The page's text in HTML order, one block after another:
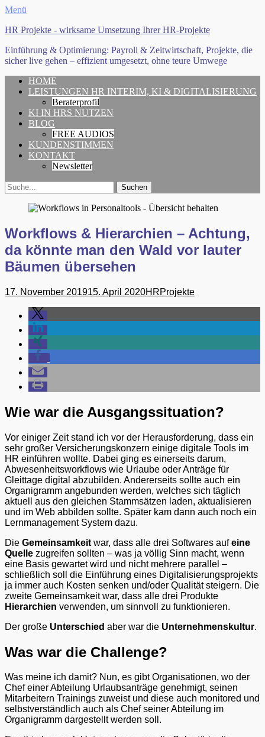
Menü
HR Projekte - wirksame Umsetzung Ihrer HR-Projekte
Einführung & Optimierung: Payroll & Zeitwirtschaft, Projekte, die
sicher live gehen – effizient umgesetzt, ohne teure Umwege
Erstes
Menü
Zum
Inhalt:
HOME
LEISTUNGEN HR INTERIM, KI & DIGITALISIERUNG
Beraterprofil
KI IN HRS NUTZEN
BLOG
FREE AUDIOS
KUNDENSTIMMEN
KONTAKT
Newsletter
Search
Suche
für:
Workflows & Hierarchien – Achtung,
da könnte man den Wald vor lauter
Bäumen übersehen
Gepostet
17. November 201915. April 2020Autor
HRProjekte
Wie war die Ausgangssituation?
Vor einiger Zeit stand ich vor der Herausforderung, dass ein
sehr großer Versicherungskonzern einige digitale Tools im
HR einführen wollte. Dabei ging es einerseits darum,
Abwesenheitsworkflows wie Urlaube oder Anträge für
Gleittage digital abzubilden. Andererseits sollte auch ein
Organigramm angebunden werden, welches sich täglich
aktuell aus den gleichen Stammsätzen laden, aktualisieren
und im Web abbilden sollte. Später kam dann auch noch ein
Lernmanagement System dazu.
Die Gemeinsamkeit war, dass alle drei Softwares aufeine
Quelle zugreifen sollten – was ja völlig Sinn macht, wenn
eine Basis gewartet wird und nicht mehrere parallel –
schließlich soll die Einführung eines Digitalisierungsprojekts
ja immer auch Kosten senken und/oder Qualität steigern. Die
zweite Gemeinsamkeit war, dass alle drei Produkte
Hierarchien verwenden, um sinnvoll zu funktionieren.
Der große Unterschied aber war die Unternehmenskultur.
Was war die Challenge?
Was meine ich damit? Nun, es gibt Organisationen, wo der
Chef einer Abteilung Urlaubsanträge genehmigt, seinen
Mitarbeitern Trainings zuweist und diese auch monitored und
selbstverständlich auch als Chef seiner Abteilung im
Organigramm dargestellt werden soll.